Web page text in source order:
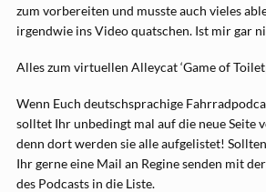
zum vorbereiten und musste auch vieles
irgendwie ins Video quatschen. Ist mir gar
Alles zum virtuellen Alleycat ‘Game of
Wenn Euch deutschsprachige
solltet Ihr unbedingt mal auf die neue Seite
denn dort werden sie alle aufgelistet!
Ihr gerne eine Mail an Regine senden mit
des Podcasts in die Liste.